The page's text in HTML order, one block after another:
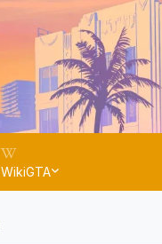
WikiGTA